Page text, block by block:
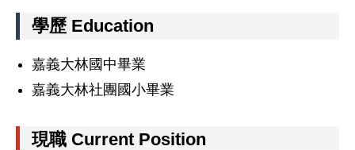
學歷 Education
嘉義大林國中畢業
嘉義大林社團國小畢業
現職 Current Position